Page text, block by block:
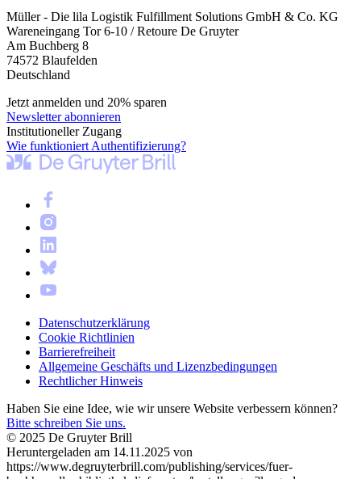
Müller - Die lila Logistik Fulfillment Solutions GmbH & Co. KG
Wareneingang Tor 6-10 / Retoure De Gruyter
Am Buchberg 8
74572 Blaufelden
Deutschland
Jetzt anmelden und 20% sparen
Newsletter abonnieren
Institutioneller Zugang
Wie funktioniert Authentifizierung?
Datenschutzerklärung
Cookie Richtlinien
Barrierefreiheit
Allgemeine Geschäfts und Lizenzbedingungen
Rechtlicher Hinweis
Haben Sie eine Idee, wie wir unsere Website verbessern können?
Bitte schreiben Sie uns.
© 2025 De Gruyter Brill
Heruntergeladen am 14.11.2025 von
https://www.degruyterbrill.com/publishing/services/fuer-